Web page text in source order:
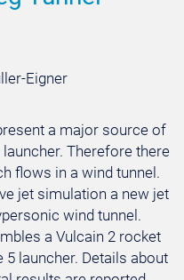
Eigner
a major source of
Therefore there
flows in a wind tunnel.
jet simulation a new jet
wind tunnel.
a Vulcain 2 rocket
launcher. Details about